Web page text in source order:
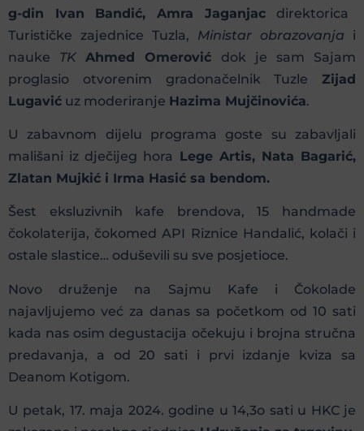
g-din Ivan Bandić, Amra Jaganjac direktorica
Turističke zajednice Tuzla, Ministar obrazovanja i
nauke TK Ahmed Omerović dok je sam Sajam
proglasio otvorenim gradonačelnik Tuzle Zijad
Lugavić uz moderiranje Hazima Mujčinovića.
U zabavnom dijelu programa goste su zabavljali
mališani iz dječijeg hora Lege Artis, Nata Bagarić,
Zlatan Mujkić i Irma Hasić sa bendom.
Šest eksluzivnih kafe brendova, 15 handmade
čokolaterija, čokomed API Riznice Handalić, kolači i
ostale slastice… oduševili su sve posjetioce.
Novo druženje na Sajmu Kafe i Čokolade
najavljujemo već za danas sa početkom od 10 sati
kada nas osim degustacija očekuju i brojna stručna
predavanja, a od 20 sati i prvi izdanje kviza sa
Deanom Kotigom.
U petak, 17. maja 2024. godine u 14,3o sati u HKC je